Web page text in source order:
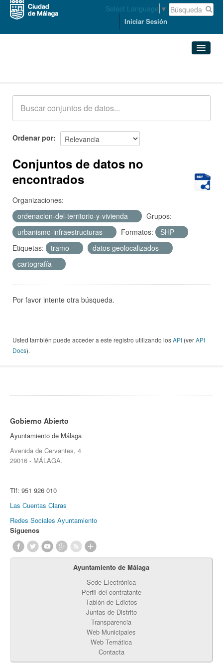
Select Language ▼
Iniciar Sesión
Acerca de
Ordenar por
Conjuntos de datos no
encontrados
Organizaciones:
ordenacion-del-territorio-y-vivienda
Grupos:
urbanismo-infraestructuras
Formatos:
SHP
Etiquetas:
tramo
datos geolocalizados
cartografía
Por favor intente otra búsqueda.
Usted también puede acceder a este registro utilizando losAPI (verAPI
Docs).
Gobierno Abierto
Ayuntamiento de Málaga
Avenida de Cervantes, 4
29016 - MÁLAGA.
Tlf: 951 926 010
Las Cuentas Claras
Redes Sociales Ayuntamiento
Síguenos
Ayuntamiento de Málaga
Sede Electrónica
Perfil del contratante
Tablón de Edictos
Juntas de Distrito
Transparencia
Web Municipales
Web Temática
Contacta